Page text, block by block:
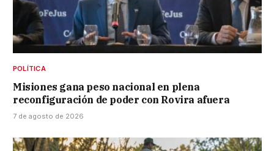
POLÍTICA
Misiones gana peso nacional en plena
reconfiguración de poder con Rovira afuera
7 de agosto de 2026